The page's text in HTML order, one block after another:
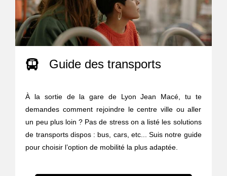
Guide des transports
À la sortie de la gare de Lyon Jean Macé, tu te
demandes comment rejoindre le centre ville ou aller
un peu plus loin ? Pas de stress on a listé les solutions
de transports dispos : bus, cars, etc... Suis notre guide
pour choisir l’option de mobilité la plus adaptée.